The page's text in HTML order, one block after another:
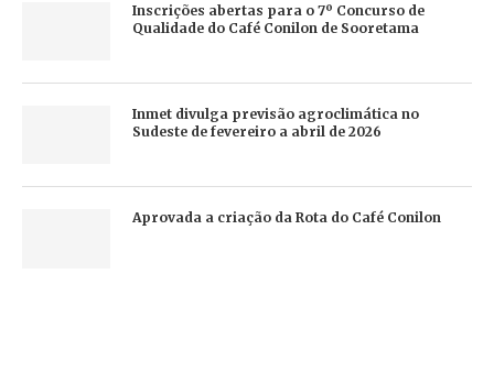
Inscrições abertas para o 7º Concurso de
Qualidade do Café Conilon de Sooretama
Inmet divulga previsão agroclimática no
Sudeste de fevereiro a abril de 2026
Aprovada a criação da Rota do Café Conilon